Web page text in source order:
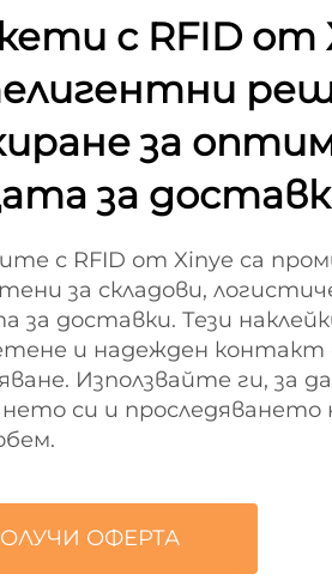
с RFID от
за
за
с RFID от Xinye са
за складови,
за доставки. Тези
и надежден
Използвайте ги, за
си и проследяването
ОФЕРТА